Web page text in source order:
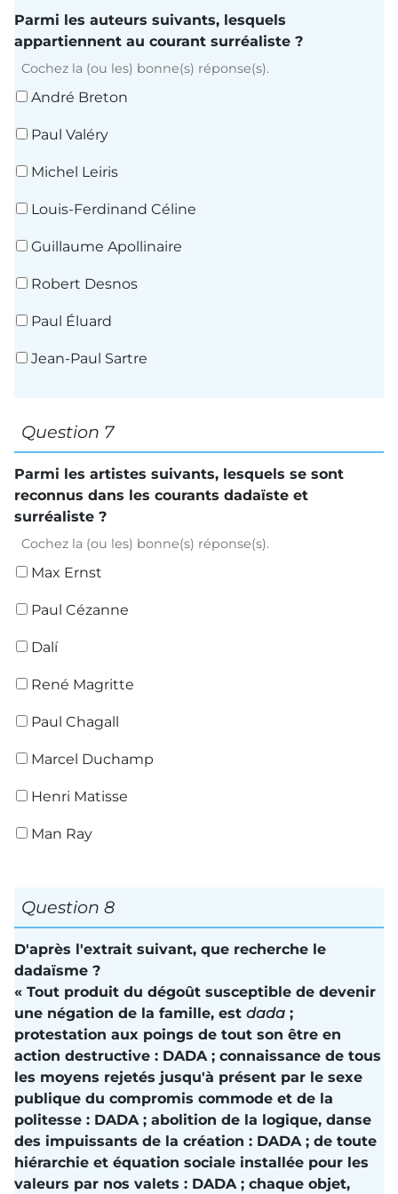
Parmi les auteurs suivants, lesquels
appartiennent au courant surréaliste ?
Cochez la (ou les) bonne(s) réponse(s).
André Breton
Paul Valéry
Michel Leiris
Louis-Ferdinand Céline
Guillaume Apollinaire
Robert Desnos
Paul Éluard
Jean-Paul Sartre
Question 7
Parmi les artistes suivants, lesquels se sont
reconnus dans les courants dadaïste et
surréaliste ?
Cochez la (ou les) bonne(s) réponse(s).
Max Ernst
Paul Cézanne
Dalí
René Magritte
Paul Chagall
Marcel Duchamp
Henri Matisse
Man Ray
Question 8
D'après l'extrait suivant, que recherche le
dadaïsme ?
« Tout produit du dégoût susceptible de devenir
une négation de la famille, est dada ;
protestation aux poings de tout son être en
action destructive : DADA ; connaissance de tous
les moyens rejetés jusqu'à présent par le sexe
publique du compromis commode et de la
politesse : DADA ; abolition de la logique, danse
des impuissants de la création : DADA ; de toute
hiérarchie et équation sociale installée pour les
valeurs par nos valets : DADA ; chaque objet,